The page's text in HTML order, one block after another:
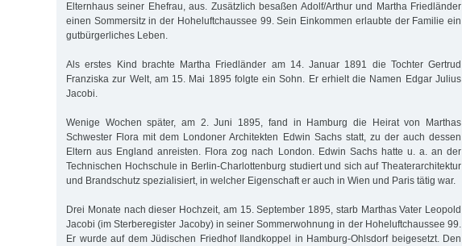
Elternhaus seiner Ehefrau, aus. Zusätzlich besaßen Adolf/Arthur und Martha Friedländer
einen Sommersitz in der Hoheluftchaussee 99. Sein Einkommen erlaubte der Familie ein
gutbürgerliches Leben.
Als erstes Kind brachte Martha Friedländer am 14. Januar 1891 die Tochter Gertrud
Franziska zur Welt, am 15. Mai 1895 folgte ein Sohn. Er erhielt die Namen Edgar Julius
Jacobi.
Wenige Wochen später, am 2. Juni 1895, fand in Hamburg die Heirat von Marthas
Schwester Flora mit dem Londoner Architekten Edwin Sachs statt, zu der auch dessen
Eltern aus England anreisten. Flora zog nach London. Edwin Sachs hatte u. a. an der
Technischen Hochschule in Berlin-Charlottenburg studiert und sich auf Theaterarchitektur
und Brandschutz spezialisiert, in welcher Eigenschaft er auch in Wien und Paris tätig war.
Drei Monate nach dieser Hochzeit, am 15. September 1895, starb Marthas Vater Leopold
Jacobi (im Sterberegister Jacoby) in seiner Sommerwohnung in der Hoheluftchaussee 99.
Er wurde auf dem Jüdischen Friedhof Ilandkoppel in Hamburg-Ohlsdorf beigesetzt. Den